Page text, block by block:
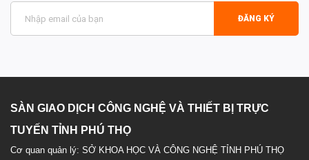
ĐĂNG KÝ
SÀN GIAO DỊCH CÔNG NGHỆ VÀ THIẾT BỊ TRỰC
TUYẾN TỈNH PHÚ THỌ
Cơ quan quản lý: SỞ KHOA HỌC VÀ CÔNG NGHỆ TỈNH PHÚ THỌ